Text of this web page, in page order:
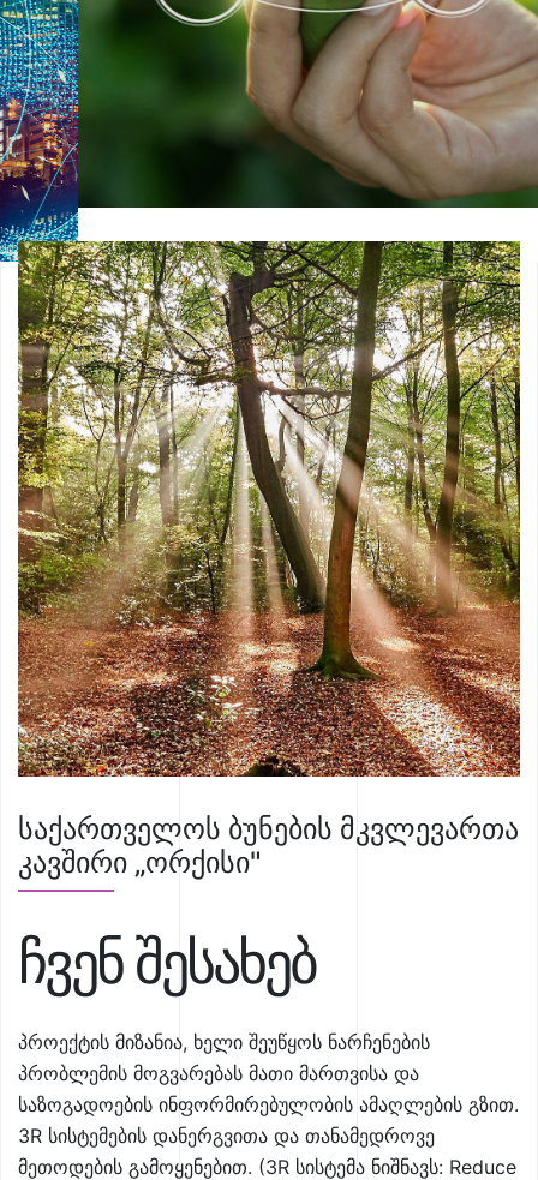
საქართველოს ბუნების მკვლევართა
კავშირი „ორქისი"
ჩვენ შესახებ
პროექტის მიზანია, ხელი შეუწყოს ნარჩენების
პრობლემის მოგვარებას მათი მართვისა და
საზოგადოების ინფორმირებულობის ამაღლების გზით.
3R სისტემების დანერგვითა და თანამედროვე
მეთოდების გამოყენებით. (3R სისტემა ნიშნავს: Reduce